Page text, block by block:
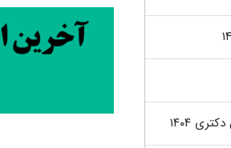
۱۴۰۴